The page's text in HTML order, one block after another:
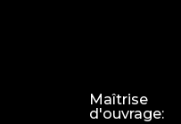
Maîtrise
d'ouvrage: